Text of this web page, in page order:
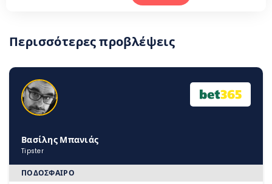
Περισσότερες προβλέψεις
Βασίλης Μπανιάς
Tipster
ΠΟΔΌΣΦΑΙΡΟ